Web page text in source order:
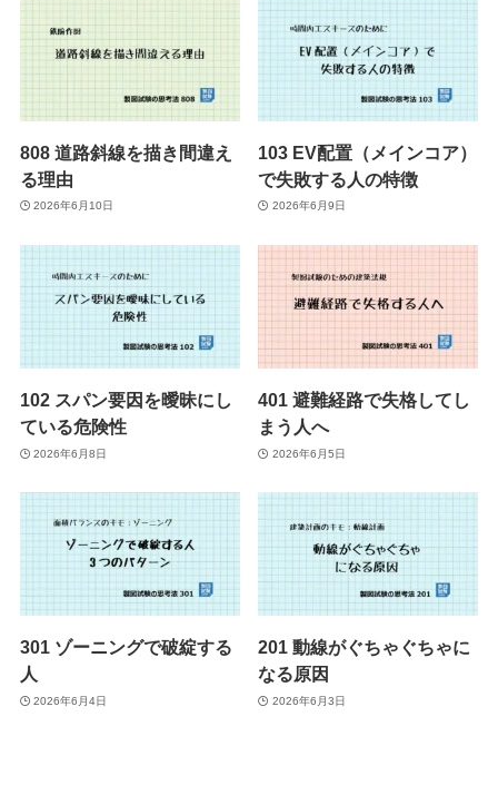
808 道路斜線を描き間違え
る理由
2026年6月10日
103 EV配置（メインコア）
で失敗する人の特徴
2026年6月9日
102 スパン要因を曖昧にし
ている危険性
2026年6月8日
401 避難経路で失格してし
まう人へ
2026年6月5日
301 ゾーニングで破綻する
人
2026年6月4日
201 動線がぐちゃぐちゃに
なる原因
2026年6月3日